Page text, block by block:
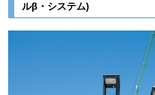
ルβ・システム)